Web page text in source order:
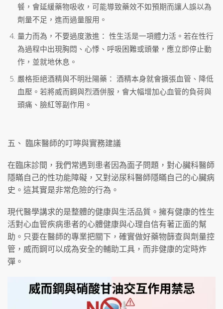
餐，會延緩藥物吸收，可能導致藥效不如預期而讓人誤以為
劑量不足，進而過量服用。
量力而為，不要過度激進： 性生活是一項體力活。若在性行
為過程中出現胸悶、心悸、呼吸困難或頭暈，應立即停止動
作，並就地休息。
嚴格拒絕酒精與不明壯陽藥： 酒精本身就會擴張血管、降低
血壓。若將威而鋼與烈酒併服，會大幅增加心血管的負荷與
頭痛、臉紅等副作用。
五、 臨床醫師的叮嚀與實務建議
在臨床診間，我們常遇到患者因為面子問題，對心臟科醫師
隱瞞自己的性功能障礙，又對泌尿科醫師隱瞞自己的心臟病
史。這其實是非常危險的行為。
現代醫學講求的是整體的健康與生活品質。擁有健康的性生
活對心血管疾病患者的心體健康與心理自信有著正面的幫
助。只要在醫師的專業把關下，確實做好藥物篩查與劑量控
管，威而鋼可以成為安全的輔助工具，而非健康的定時炸
彈。